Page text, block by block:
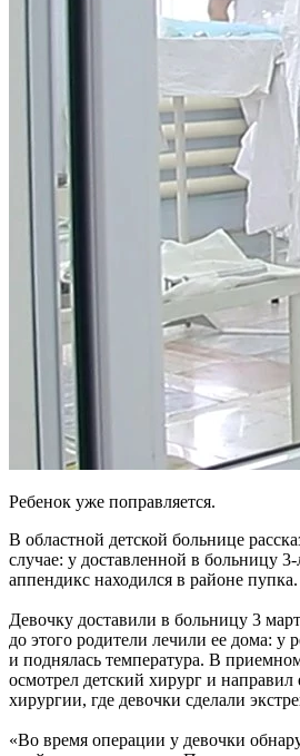
Ребенок уже поправляется.
В областной детской больнице
случае: у доставленной в больницу
аппендикс находился в районе пупка.
Девочку доставили в больницу 3
до этого родители лечили ее дома: у
и поднялась температура. В
осмотрел детский хирург и направил
хирургии, где девочки сделали
«Во время операции у девочки